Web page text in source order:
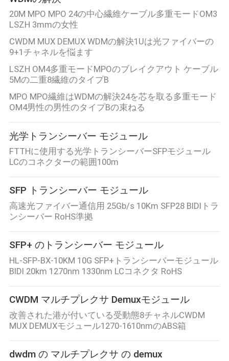
20M MPO MPO 24の中心繊維ケーブル多重モードOM3
LSZH 3mmの女性
CWDM MUX DEMUX WDMの解決1Uは光ファイバーの
9+1チャネルを悩ます
LSZH OM4多重モードMPOのブレイクアウト ケーブル
5Mの二重8繊維のタイプB
MPO MPO繊維はWDMの解決24を芯を取る多重モード
OM4男性の男性のタイプBの束ねる
光学トランシーバー モジュール
FTTHに使用する光学トランシーバーSFPモジュール
LCのコネクターの範囲100m
SFP トランシーバー モジュール
高速光ファイバー通信用 25Gb/s 10Km SFP28 BIDIトラ
ンシーバー RoHS準拠
SFP+ のトランシーバー モジュール
HL-SFP-BX-10KM 10G SFP+トランシーバーモジュール
BIDI 20km 1270nm 1330nm LCコネクタ RoHS
CWDM マルチプレクサ Demuxモジュール
改善された港が付いている受動態8チャネルCWDM
MUX DEMUXモジュール1270-1610nmのABS箱
dwdm の マルチプレクサ の demux